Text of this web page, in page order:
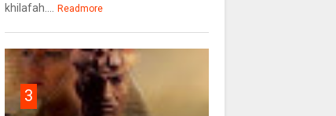
khilafah....
Readmore
3